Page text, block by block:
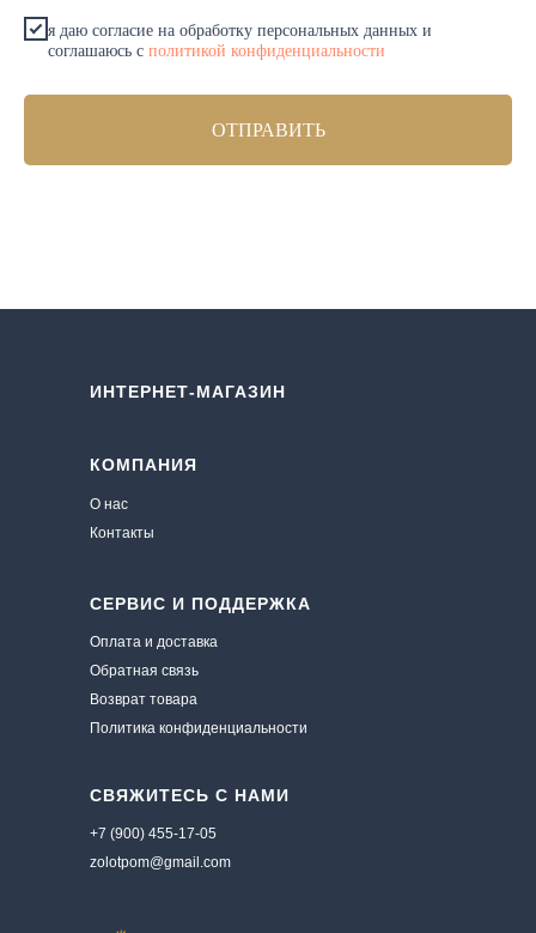
я даю согласие на обработку персональных данных и
соглашаюсь c политикой конфиденциальности
ОТПРАВИТЬ
ИНТЕРНЕТ-МАГАЗИН
КОМПАНИЯ
О нас
Контакты
СЕРВИС И ПОДДЕРЖКА
Оплата и доставка
Обратная связь
Возврат товара
Политика конфиденциальности
СВЯЖИТЕСЬ С НАМИ
+7 (900) 455-17-05
zolotpom@gmail.com